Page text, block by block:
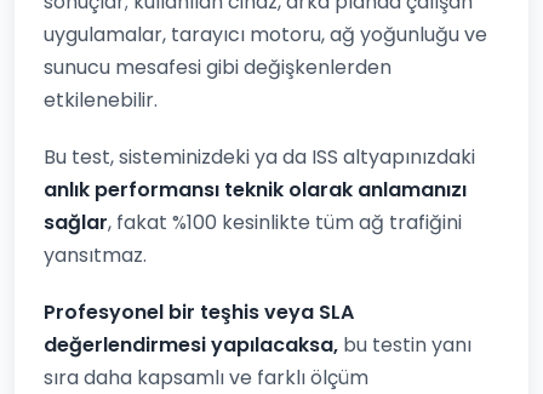
uygulamalar, tarayıcı motoru, ağ yoğunluğu ve
sunucu mesafesi gibi değişkenlerden
etkilenebilir.
Bu test, sisteminizdeki ya da ISS altyapınızdaki
anlık performansı teknik olarak anlamanızı
sağlar, fakat %100 kesinlikte tüm ağ trafiğini
yansıtmaz.
Profesyonel bir teşhis veya SLA
değerlendirmesi yapılacaksa, bu testin yanı
sıra daha kapsamlı ve farklı ölçüm